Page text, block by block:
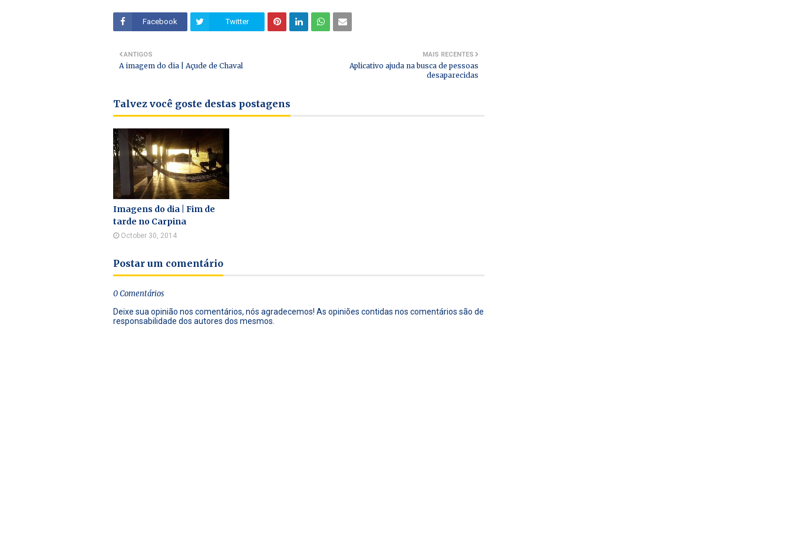
Facebook Twitter
MAIS RECENTES
Aplicativo ajuda na busca de pessoas
desaparecidas
ANTIGOS
A imagem do dia | Açude de Chaval
Talvez você goste destas postagens
Imagens do dia | Fim de
tarde no Carpina
October 30, 2014
Postar um comentário
0 Comentários
Deixe sua opinião nos comentários, nós agradecemos! As opiniões contidas nos comentários são de
responsabilidade dos autores dos mesmos.